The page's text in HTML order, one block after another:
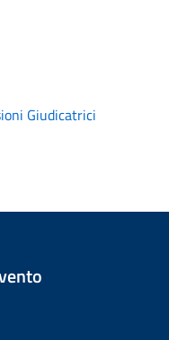
Giudicatrici